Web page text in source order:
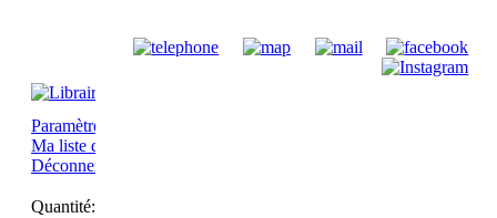
Paramètres du compte
Ma liste de souhaits
Déconnexion
Quantité: